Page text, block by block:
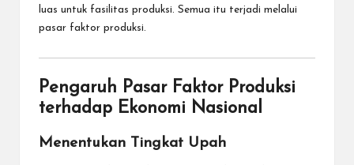
luas untuk fasilitas produksi. Semua itu terjadi melalui
pasar faktor produksi.
Pengaruh Pasar Faktor Produksi
terhadap Ekonomi Nasional
Menentukan Tingkat Upah